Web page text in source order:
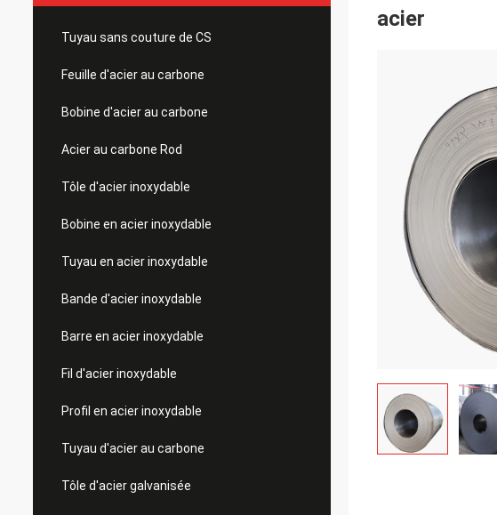
Tuyau sans couture de CS
Feuille d'acier au carbone
Bobine d'acier au carbone
Acier au carbone Rod
Tôle d'acier inoxydable
Bobine en acier inoxydable
Tuyau en acier inoxydable
Bande d'acier inoxydable
Barre en acier inoxydable
Fil d'acier inoxydable
Profil en acier inoxydable
Tuyau d'acier au carbone
Tôle d'acier galvanisée
acier